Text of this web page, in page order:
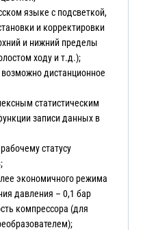
языке с подсветкой,
и корректировки
и нижний пределы
ходу и т.д.);
дистанционное
статистическим
записи данных в
статусу
экономичного режима
давления – 0,1 бар
компрессора (для